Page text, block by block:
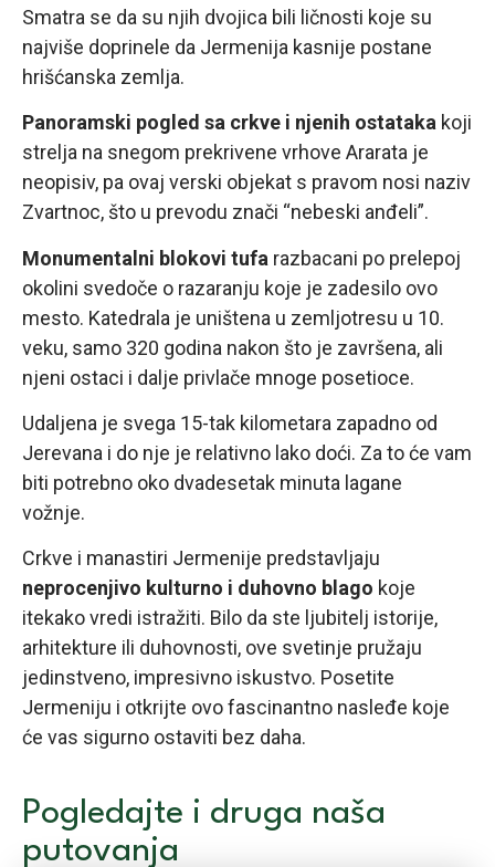
Smatra se da su njih dvojica bili ličnosti koje su
najviše doprinele da Jermenija kasnije postane
hrišćanska zemlja.
Panoramski pogled sa crkve i njenih ostataka koji
strelja na snegom prekrivene vrhove Ararata je
neopisiv, pa ovaj verski objekat s pravom nosi naziv
Zvartnoc, što u prevodu znači “nebeski anđeli”.
Monumentalni blokovi tufa razbacani po prelepoj
okolini svedoče o razaranju koje je zadesilo ovo
mesto. Katedrala je uništena u zemljotresu u 10.
veku, samo 320 godina nakon što je završena, ali
njeni ostaci i dalje privlače mnoge posetioce.
Udaljena je svega 15-tak kilometara zapadno od
Jerevana i do nje je relativno lako doći. Za to će vam
biti potrebno oko dvadesetak minuta lagane
vožnje.
Crkve i manastiri Jermenije predstavljaju
neprocenjivo kulturno i duhovno blago koje
itekako vredi istražiti. Bilo da ste ljubitelj istorije,
arhitekture ili duhovnosti, ove svetinje pružaju
jedinstveno, impresivno iskustvo. Posetite
Jermeniju i otkrijte ovo fascinantno nasleđe koje
će vas sigurno ostaviti bez daha.
Pogledajte i druga naša
putovanja